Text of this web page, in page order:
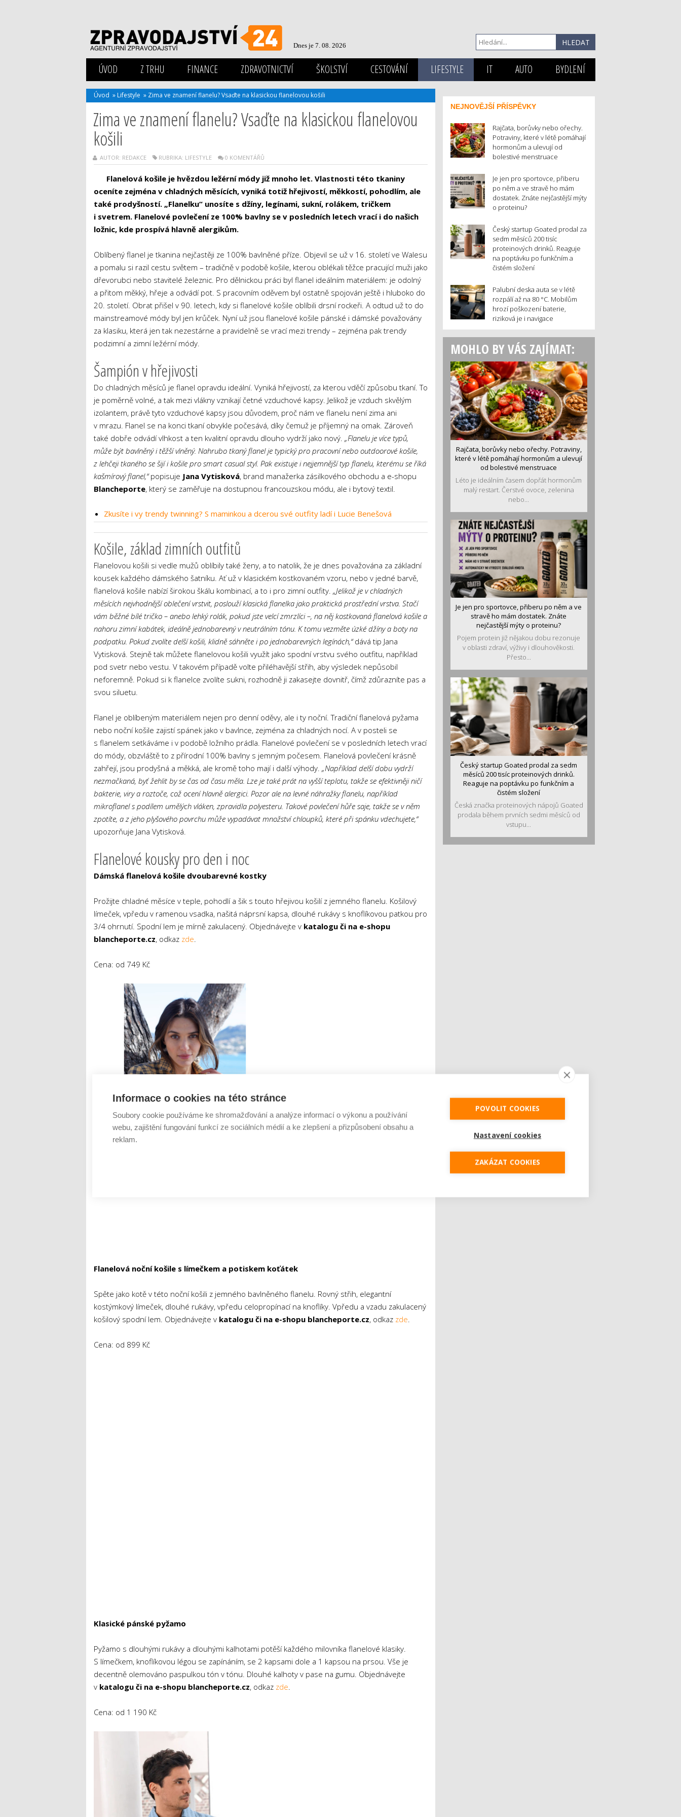
Dnes je 7. 08. 2026
ÚVOD Z TRHU FINANCE ZDRAVOTNICTVÍ ŠKOLSTVÍ CESTOVÁNÍ LIFESTYLE IT AUTO BYDLENÍ
Úvod » Lifestyle » Zima ve znamení flanelu? Vsaďte na klasickou flanelovou košili
Zima ve znamení flanelu? Vsaďte na klasickou flanelovou
košili
AUTOR: REDAKCE RUBRIKA: LIFESTYLE 0 KOMENTÁŘŮ
Flanelová košile je hvězdou ležérní módy již mnoho let. Vlastnosti této tkaniny
oceníte zejména v chladných měsících, vyniká totiž hřejivostí, měkkostí, pohodlím, ale
také prodyšností. „Flanelku“ unosíte s džíny, legínami, sukní, rolákem, tričkem
i svetrem. Flanelové povlečení ze 100% bavlny se v posledních letech vrací i do našich
ložnic, kde prospívá hlavně alergikům.
Oblíbený flanel je tkanina nejčastěji ze 100% bavlněné příze. Objevil se už v 16. století ve Walesu
a pomalu si razil cestu světem – tradičně v podobě košile, kterou oblékali těžce pracující muži jako
dřevorubci nebo stavitelé železnic. Pro dělnickou práci byl flanel ideálním materiálem: je odolný
a přitom měkký, hřeje a odvádí pot. S pracovním oděvem byl ostatně spojován ještě i hluboko do
20. století. Obrat přišel v 90. letech, kdy si flanelové košile oblíbili drsní rockeři. A odtud už to do
mainstreamové módy byl jen krůček. Nyní už jsou flanelové košile pánské i dámské považovány
za klasiku, která jen tak nezestárne a pravidelně se vrací mezi trendy – zejména pak trendy
podzimní a zimní ležérní módy.
Šampión v hřejivosti
Do chladných měsíců je flanel opravdu ideální. Vyniká hřejivostí, za kterou vděčí způsobu tkaní. To
je poměrně volné, a tak mezi vlákny vznikají četné vzduchové kapsy. Jelikož je vzduch skvělým
izolantem, právě tyto vzduchové kapsy jsou důvodem, proč nám ve flanelu není zima ani
v mrazu. Flanel se na konci tkaní obvykle počesává, díky čemuž je příjemný na omak. Zároveň
také dobře odvádí vlhkost a ten kvalitní opravdu dlouho vydrží jako nový. „Flanelu je více typů,
může být bavlněný i těžší vlněný. Nahrubo tkaný flanel je typický pro pracovní nebo outdoorové košile,
z lehčeji tkaného se šijí i košile pro smart casual styl. Pak existuje i nejjemnější typ flanelu, kterému se říká
kašmírový flanel,“popisuje Jana Vytisková, brand manažerka zásilkového obchodu a e-shopu
Blancheporte, který se zaměřuje na dostupnou francouzskou módu, ale i bytový textil.
Zkusíte i vy trendy twinning? S maminkou a dcerou své outfity ladí i Lucie Benešová
Košile, základ zimních outfitů
Flanelovou košili si vedle mužů oblíbily také ženy, a to natolik, že je dnes považována za základní
kousek každého dámského šatníku. Ať už v klasickém kostkovaném vzoru, nebo v jedné barvě,
flanelová košile nabízí širokou škálu kombinací, a to i pro zimní outfity. „Jelikož je v chladných
měsících nejvhodnější oblečení vrstvit, poslouží klasická flanelka jako praktická prostřední vrstva. Stačí
vám běžné bílé tričko – anebo lehký rolák, pokud jste velcí zmrzlíci –, na něj kostkovaná flanelová košile a
nahoru zimní kabátek, ideálně jednobarevný v neutrálním tónu. K tomu vezměte úzké džíny a boty na
podpatku. Pokud zvolíte delší košili, klidně sáhněte i po jednobarevných legínách,“dává tip Jana
Vytisková. Stejně tak můžete flanelovou košili využít jako spodní vrstvu svého outfitu, například
pod svetr nebo vestu. V takovém případě volte přiléhavější střih, aby výsledek nepůsobil
neforemně. Pokud si k flanelce zvolíte sukni, rozhodně ji zakasejte dovnitř, čímž zdůrazníte pas a
svou siluetu.
Flanel je oblíbeným materiálem nejen pro denní oděvy, ale i ty noční. Tradiční flanelová pyžama
nebo noční košile zajistí spánek jako v bavlnce, zejména za chladných nocí. A v posteli se
s flanelem setkáváme i v podobě ložního prádla. Flanelové povlečení se v posledních letech vrací
do módy, obzvláště to z přírodní 100% bavlny s jemným počesem. Flanelová povlečení krásně
zahřejí, jsou prodyšná a měkká, ale kromě toho mají i další výhody. „Například delší dobu vydrží
nezmačkaná, byť žehlit by se čas od času měla. Lze je také prát na vyšší teplotu, takže se efektivněji ničí
bakterie, viry a roztoče, což ocení hlavně alergici. Pozor ale na levné náhražky flanelu, například
mikroflanel s podílem umělých vláken, zpravidla polyesteru. Takové povlečení hůře saje, takže se v něm
zpotíte, a z jeho plyšového povrchu může vypadávat množství chloupků, které při spánku vdechujete,“
upozorňuje Jana Vytisková.
Flanelové kousky pro den i noc
Dámská flanelová košile dvoubarevné kostky
Prožijte chladné měsíce v teple, pohodlí a šik s touto hřejivou košilí z jemného flanelu. Košilový
límeček, vpředu v ramenou vsadka, našitá náprsní kapsa, dlouhé rukávy s knoflíkovou patkou pro
3/4 ohrnutí. Spodní lem je mírně zakulacený. Objednávejte v katalogu či na e-shopu
blancheporte.cz, odkaz zde.
Cena: od 749 Kč
Flanelová noční košile s límečkem a potiskem koťátek
Spěte jako kotě v této noční košili z jemného bavlněného flanelu. Rovný střih, elegantní
kostýmkový límeček, dlouhé rukávy, vpředu celopropínací na knoflíky. Vpředu a vzadu zakulacený
košilový spodní lem. Objednávejte v katalogu či na e-shopu blancheporte.cz, odkaz zde.
Cena: od 899 Kč
Klasické pánské pyžamo
Pyžamo s dlouhými rukávy a dlouhými kalhotami potěší každého milovníka flanelové klasiky.
S límečkem, knoflíkovou légou se zapínáním, se 2 kapsami dole a 1 kapsou na prsou. Vše je
decentně olemováno paspulkou tón v tónu. Dlouhé kalhoty v pase na gumu. Objednávejte
v katalogu či na e-shopu blancheporte.cz, odkaz zde.
Cena: od 1 190 Kč
NEJNOVĚJŠÍ PŘÍSPĚVKY
Rajčata, borůvky nebo ořechy.
Potraviny, které v létě pomáhají
hormonům a ulevují od
bolestivé menstruace
Je jen pro sportovce, přiberu
po něm a ve stravě ho mám
dostatek. Znáte nejčastější mýty
o proteinu?
Český startup Goated prodal za
sedm měsíců 200 tisíc
proteinových drinků. Reaguje
na poptávku po funkčním a
čistém složení
Palubní deska auta se v létě
rozpálí až na 80 °C. Mobilům
hrozí poškození baterie,
riziková je i navigace
MOHLO BY VÁS ZAJÍMAT:
Rajčata, borůvky nebo ořechy. Potraviny,
které v létě pomáhají hormonům a ulevují
od bolestivé menstruace
Léto je ideálním časem dopřát hormonům
malý restart. Čerstvé ovoce, zelenina
nebo...
Je jen pro sportovce, přiberu po něm a ve
stravě ho mám dostatek. Znáte
nejčastější mýty o proteinu?
Pojem protein již nějakou dobu rezonuje
v oblasti zdraví, výživy i dlouhověkosti.
Přesto...
Český startup Goated prodal za sedm
měsíců 200 tisíc proteinových drinků.
Reaguje na poptávku po funkčním a
čistém složení
Česká značka proteinových nápojů Goated
prodala během prvních sedmi měsíců od
vstupu...
Informace o cookies na této stránce
Soubory cookie používáme ke shromažďování a analýze informací o výkonu a používání
webu, zajištění fungování funkcí ze sociálních médií a ke zlepšení a přizpůsobení obsahu a
reklam.
POVOLIT COOKIES
Nastavení cookies
ZAKÁZAT COOKIES